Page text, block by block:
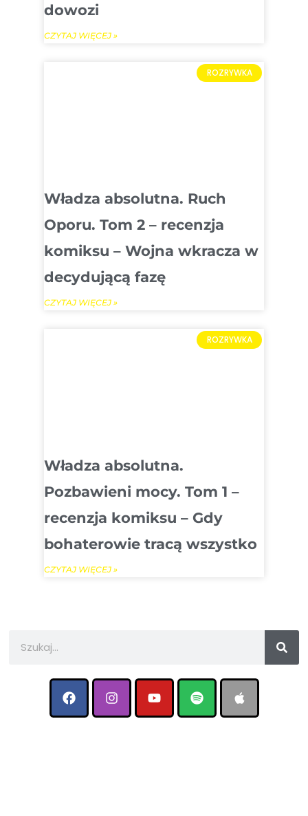
dowozi
CZYTAJ WIĘCEJ »
ROZRYWKA
Władza absolutna. Ruch
Oporu. Tom 2 – recenzja
komiksu – Wojna wkracza w
decydującą fazę
CZYTAJ WIĘCEJ »
ROZRYWKA
Władza absolutna.
Pozbawieni mocy. Tom 1 –
recenzja komiksu – Gdy
bohaterowie tracą wszystko
CZYTAJ WIĘCEJ »